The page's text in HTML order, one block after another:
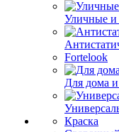
Уличные и
Fortelook
Для дома
Краска